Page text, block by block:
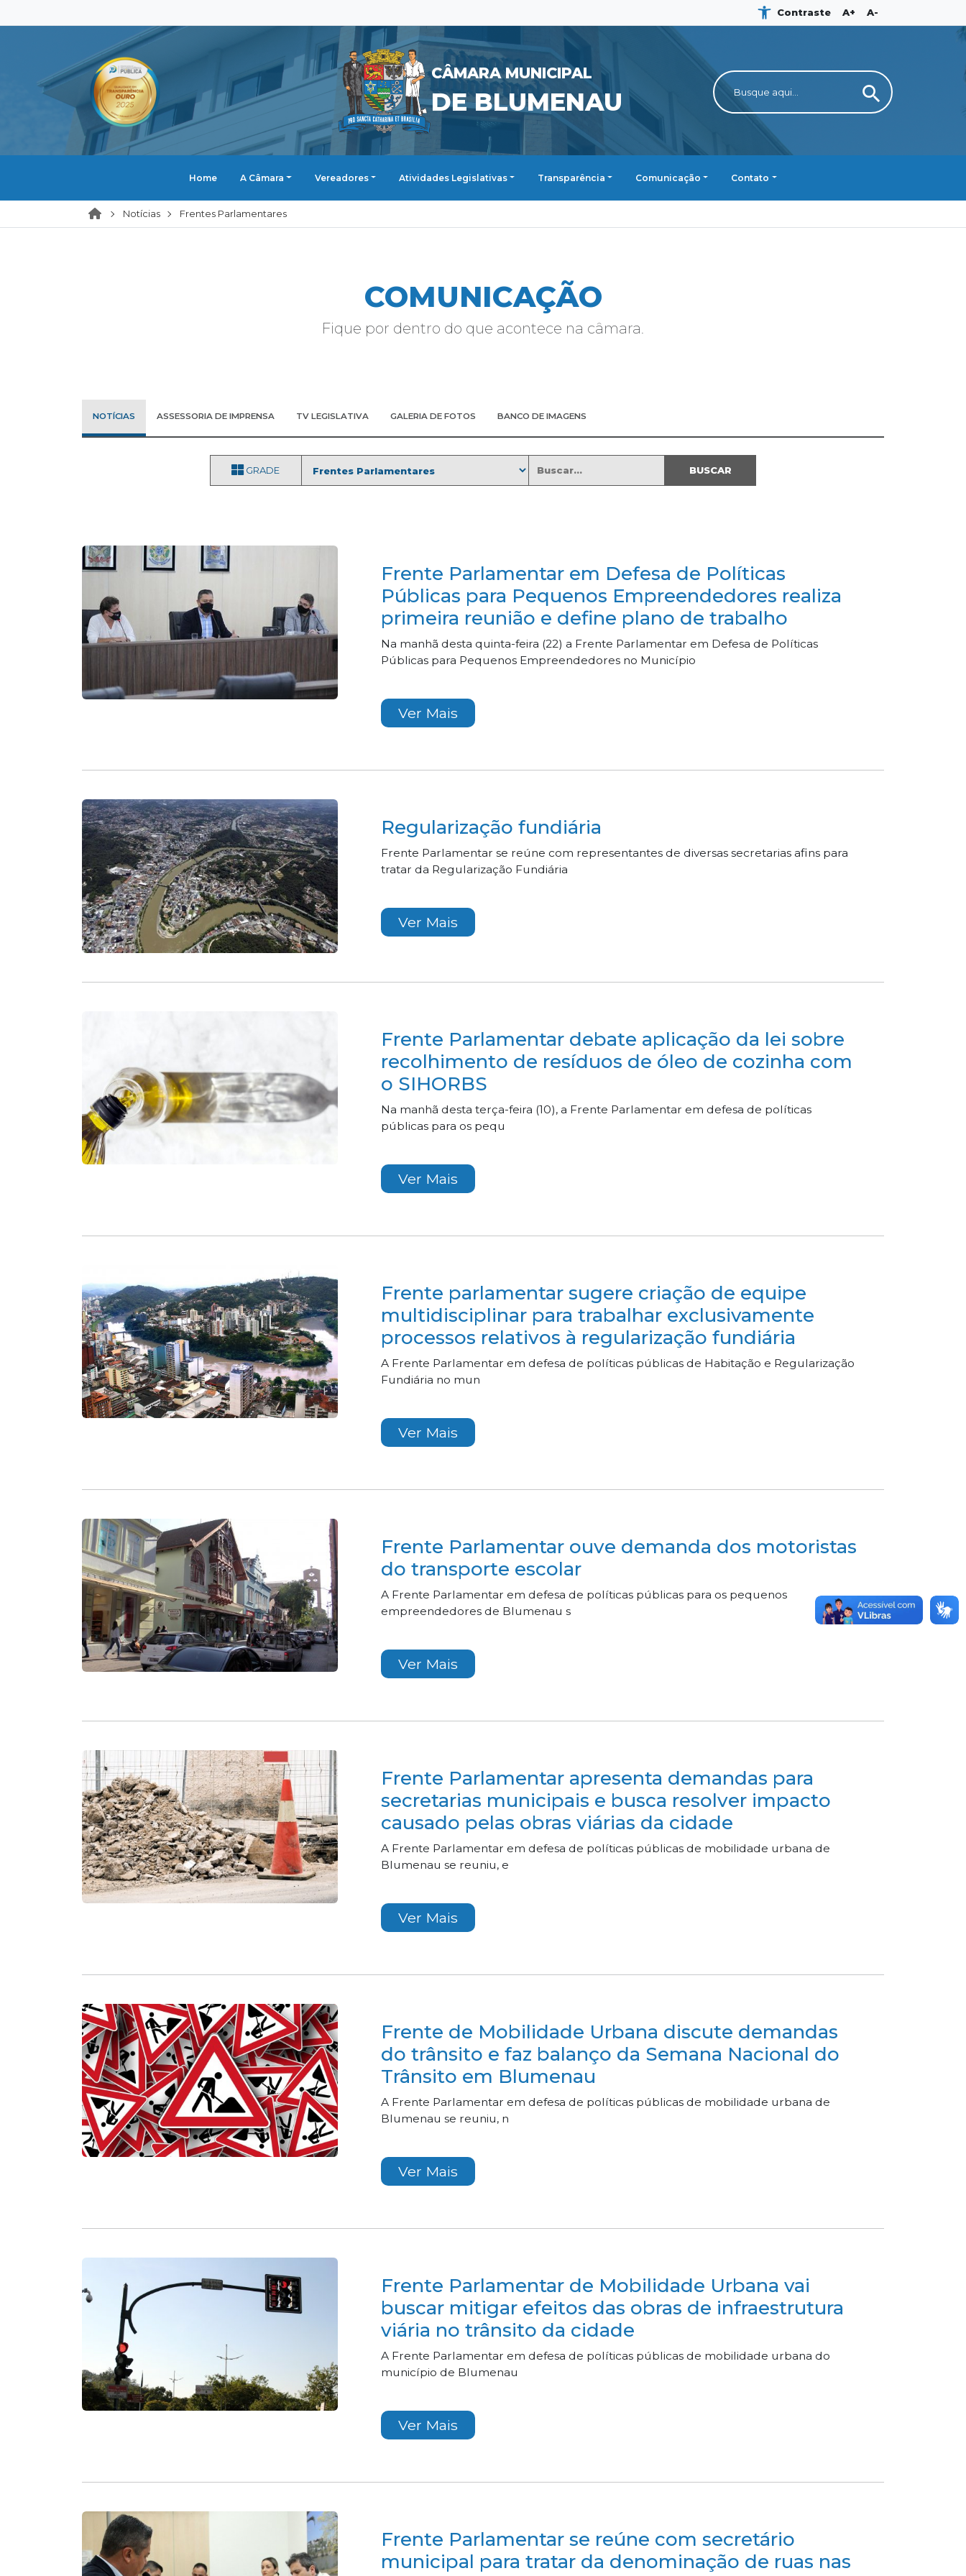
Contraste A+ A-
CÂMARA MUNICIPAL
DE BLUMENAU search
Home A Câmara Vereadores Atividades Legislativas Transparência Comunicação Contato
Notícias Frentes Parlamentares
COMUNICAÇÃO
Fique por dentro do que acontece na câmara.
NOTÍCIAS ASSESSORIA DE IMPRENSA TV LEGISLATIVA GALERIA DE FOTOS BANCO DE IMAGENS
GRADE
Frente Parlamentar em Defesa de Políticas
Públicas para Pequenos Empreendedores realiza
primeira reunião e define plano de trabalho
Na manhã desta quinta-feira (22) a Frente Parlamentar em Defesa de Políticas
Públicas para Pequenos Empreendedores no Município
Ver Mais
Regularização fundiária
Frente Parlamentar se reúne com representantes de diversas secretarias afins para
tratar da Regularização Fundiária
Ver Mais
Frente Parlamentar debate aplicação da lei sobre
recolhimento de resíduos de óleo de cozinha com
o SIHORBS
Na manhã desta terça-feira (10), a Frente Parlamentar em defesa de políticas
públicas para os pequ
Ver Mais
Frente parlamentar sugere criação de equipe
multidisciplinar para trabalhar exclusivamente
processos relativos à regularização fundiária
A Frente Parlamentar em defesa de políticas públicas de Habitação e Regularização
Fundiária no mun
Ver Mais
Frente Parlamentar ouve demanda dos motoristas
do transporte escolar
A Frente Parlamentar em defesa de políticas públicas para os pequenos
empreendedores de Blumenau s
Ver Mais
Frente Parlamentar apresenta demandas para
secretarias municipais e busca resolver impacto
causado pelas obras viárias da cidade
A Frente Parlamentar em defesa de políticas públicas de mobilidade urbana de
Blumenau se reuniu, e
Ver Mais
Frente de Mobilidade Urbana discute demandas
do trânsito e faz balanço da Semana Nacional do
Trânsito em Blumenau
A Frente Parlamentar em defesa de políticas públicas de mobilidade urbana de
Blumenau se reuniu, n
Ver Mais
Frente Parlamentar de Mobilidade Urbana vai
buscar mitigar efeitos das obras de infraestrutura
viária no trânsito da cidade
A Frente Parlamentar em defesa de políticas públicas de mobilidade urbana do
município de Blumenau
Ver Mais
Frente Parlamentar se reúne com secretário
municipal para tratar da denominação de ruas nas